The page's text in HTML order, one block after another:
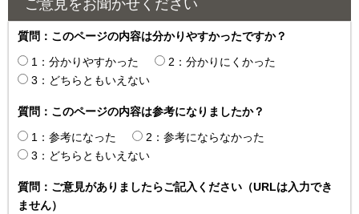
ご意見をお聞かせください
質問：このページの内容は分かりやすかったですか？
1：分かりやすかった
2：分かりにくかった
3：どちらともいえない
質問：このページの内容は参考になりましたか？
1：参考になった
2：参考にならなかった
3：どちらともいえない
質問：ご意見がありましたらご記入ください（URLは入力でき
ません）